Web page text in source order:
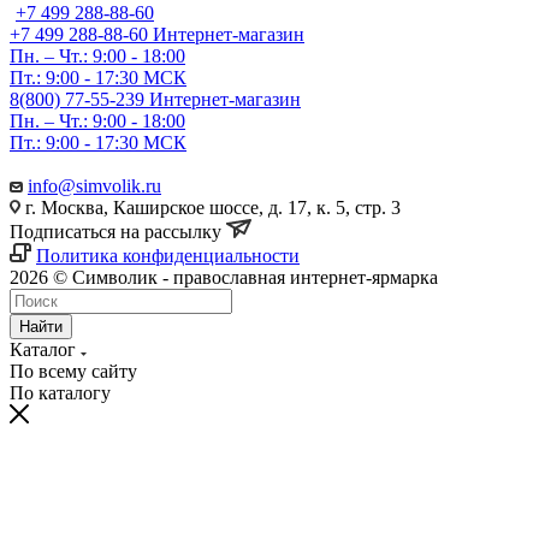
+7 499 288-88-60
+7 499 288-88-60 Интернет-магазин
Пн. – Чт.: 9:00 - 18:00
Пт.: 9:00 - 17:30 МСК
8(800) 77-55-239 Интернет-магазин
Пн. – Чт.: 9:00 - 18:00
Пт.: 9:00 - 17:30 МСК
info@simvolik.ru
г. Москва, Каширское шоссе, д. 17, к. 5, стр. 3
Подписаться на рассылку
Политика конфиденциальности
2026 © Символик - православная интернет-ярмарка
Найти
Каталог
По всему сайту
По каталогу